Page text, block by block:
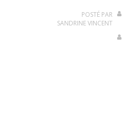
POSTÉ PAR
SANDRINE VINCENT